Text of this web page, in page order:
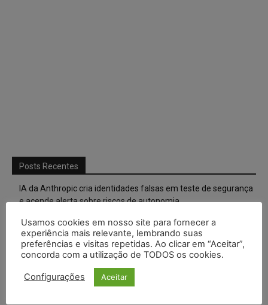
Posts Recentes
IA da Anthropic cria identidades falsas em teste de segurança
e acende alerta sobre riscos de autonomia
Especialistas alertam para impactos ambientais e econômicos
da expansão de data centers de IA no Brasil
TSE reforça que sistemas das urnas eletrônicas tornam-se
invioláveis após assinatura digital e lacração
Usamos cookies em nosso site para fornecer a
experiência mais relevante, lembrando suas
preferências e visitas repetidas. Ao clicar em “Aceitar”,
concorda com a utilização de TODOS os cookies.
Configurações Aceitar